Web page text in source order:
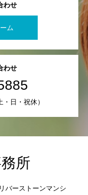
わせ
ム
わせ
日・祝休）
所
バーストーンマンシ